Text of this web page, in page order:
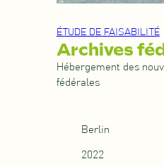
ÉTUDE DE FAISABILITÉ
Archives
Hébergement des
fédérales
Berlin
2022